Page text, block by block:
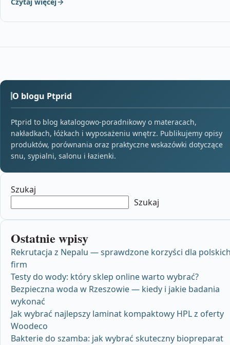
Czytaj więcej
O blogu Ptprid
Ptprid to blog katalogowo-poradnikowy o materacach,
nakładkach, łóżkach i wyposażeniu wnętrz. Publikujemy opisy
produktów, porównania oraz praktyczne wskazówki dotyczące
snu, sypialni, salonu i łazienki.
Szukaj
Szukaj
Ostatnie wpisy
Rekrutacja z Nepalu — sprawdzone korzyści dla
firm
Testy do wody: który sklep online warto wybrać?
Bezpieczna woda w Rzeszowie — kiedy i jakie badania
wykonać
Jak wybrać najlepszy laminat kompaktowy HPL z oferty
Woodeco
Bakterie do szamba: jak wybrać skuteczny biopreparat